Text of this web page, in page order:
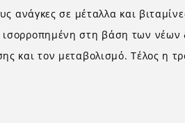
ανάγκες σε μέταλλα και
στη βάση των νέων
και τον μεταβολισμό. Τέλος η